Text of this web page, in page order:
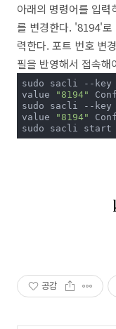
아래의 명령어를 입
를 변경한다. '8194'로
력한다. 포트 번호 변
필을 반영해서 접속해
sudo sacli --key
value
"8194"
sudo sacli --key
value
"8194"
sudo sacli start
공감